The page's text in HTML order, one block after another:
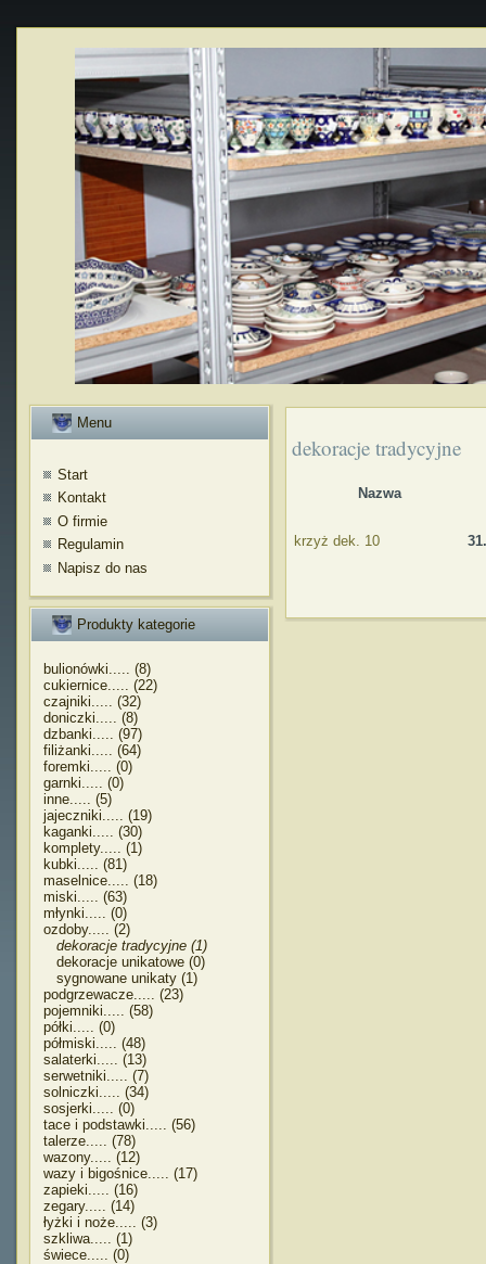
Menu
Start
Kontakt
O firmie
Regulamin
Napisz do nas
Produkty kategorie
bulionówki..... (8)
cukiernice..... (22)
czajniki..... (32)
doniczki..... (8)
dzbanki..... (97)
filiżanki..... (64)
foremki..... (0)
garnki..... (0)
inne..... (5)
jajeczniki..... (19)
kaganki..... (30)
komplety..... (1)
kubki..... (81)
maselnice..... (18)
miski..... (63)
młynki..... (0)
ozdoby..... (2)
dekoracje tradycyjne (1)
dekoracje unikatowe (0)
sygnowane unikaty (1)
podgrzewacze..... (23)
pojemniki..... (58)
półki..... (0)
półmiski..... (48)
salaterki..... (13)
serwetniki..... (7)
solniczki..... (34)
sosjerki..... (0)
tace i podstawki..... (56)
talerze..... (78)
wazony..... (12)
wazy i bigośnice..... (17)
zapieki..... (16)
zegary..... (14)
łyżki i noże..... (3)
szkliwa..... (1)
świece..... (0)
dekoracje tradycyjne
Nazwa
krzyż dek. 10